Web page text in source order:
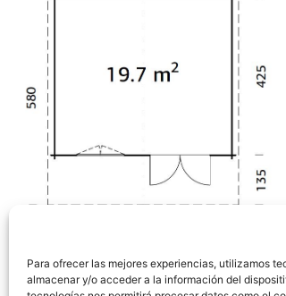
Para ofrecer las mejores experiencias, utilizamos
almacenar y/o acceder a la información del
ANTERIOR
Modelo Bret